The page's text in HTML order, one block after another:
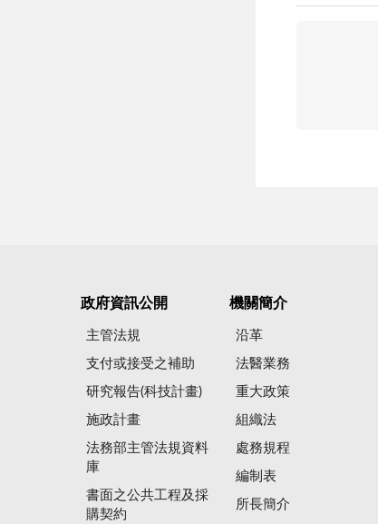
政府資訊公開
主管法規
支付或接受之補助
研究報告(科技計畫)
施政計畫
法務部主管法規資料
庫
書面之公共工程及採
購契約
機關簡介
沿革
法醫業務
重大政策
組織法
處務規程
編制表
所長簡介